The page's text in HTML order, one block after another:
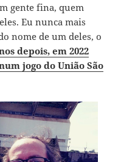
gente fina, quem
Eu nunca mais
nome de um deles, o
depois, em 2022
jogo do União São